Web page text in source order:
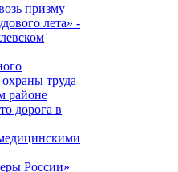
призму
лета» -
труда
районе
дорога в
России»